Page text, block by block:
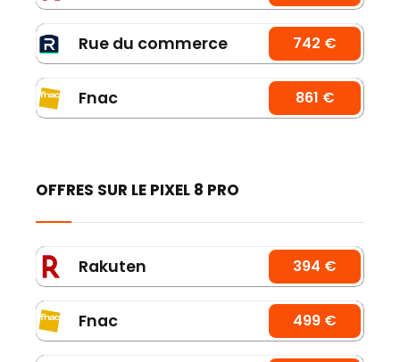
Rue du commerce 742 €
Fnac 861 €
OFFRES SUR LE PIXEL 8 PRO
Rakuten 394 €
Fnac 499 €